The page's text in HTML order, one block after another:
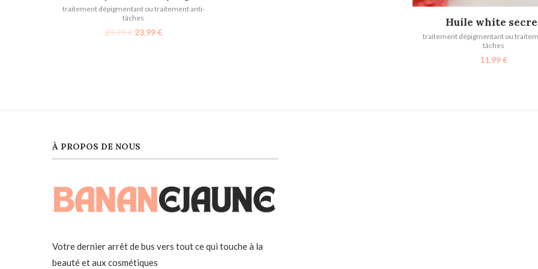
traitement dépigmentant ou traitement anti-
tâches
29.99€ 23.99€
AJOUTER AU PANIER
Huile white
traitement dépigmentant ou
tâches
11.99€
À PROPOS DE NOUS
Votre dernier arrêt de bus vers tout ce qui touche à la
beauté et aux cosmétiques